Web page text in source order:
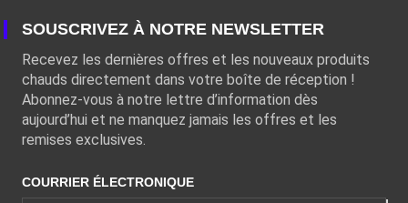
SOUSCRIVEZ À NOTRE NEWSLETTER
Recevez les dernières offres et les nouveaux produits
chauds directement dans votre boîte de réception !
Abonnez-vous à notre lettre d’information dès
aujourd’hui et ne manquez jamais les offres et les
remises exclusives.
COURRIER ÉLECTRONIQUE